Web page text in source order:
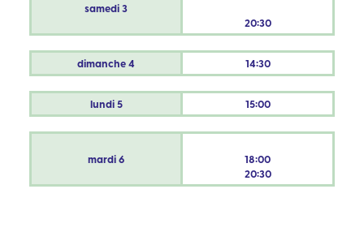
samedi3
20:30
dimanche4 14:30
lundi5 15:00
mardi6
18:00
20:30